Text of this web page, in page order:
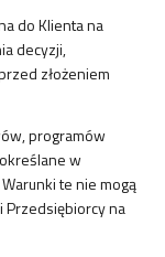
do Klienta na
decyzji,
złożeniem
programów
w
te nie mogą
Przedsiębiorcy na